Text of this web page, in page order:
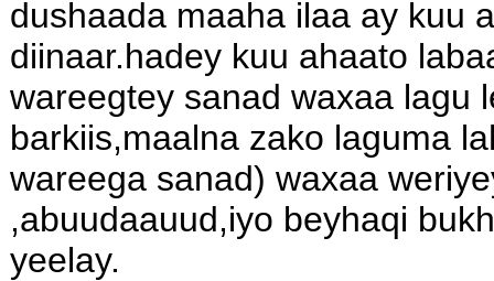
dushaada maaha ilaa ay kuu
diinaar.hadey kuu ahaato
wareegtey sanad waxaa lagu
barkiis,maalna zako laguma
wareega sanad) waxaa
,abuudaauud,iyo beyhaqi
yeelay.